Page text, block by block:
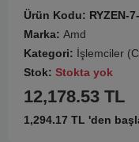
Ürün Kodu: RYZEN-
Marka: Amd
Kategori: İşlemciler
Stok: Stokta yok
12,178.53 TL
1,294.17 TL 'den